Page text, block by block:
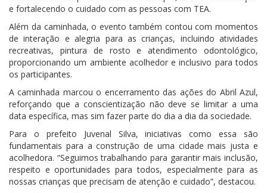
e fortalecendo o cuidado com as pessoas com TEA.
Além da caminhada, o evento também contou com momentos
de interação e alegria para as crianças, incluindo atividades
recreativas, pintura de rosto e atendimento odontológico,
proporcionando um ambiente acolhedor e inclusivo para todos
os participantes.
A caminhada marcou o encerramento das ações do Abril Azul,
reforçando que a conscientização não deve se limitar a uma
data específica, mas sim fazer parte do dia a dia da sociedade.
Para o prefeito Juvenal Silva, iniciativas como essa são
fundamentais para a construção de uma cidade mais justa e
acolhedora. “Seguimos trabalhando para garantir mais inclusão,
respeito e oportunidades para todos, especialmente para as
nossas crianças que precisam de atenção e cuidado”, destacou.